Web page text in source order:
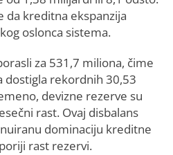
da kreditna ekspanzija
oslonca sistema.
za 531,7 miliona, čime
dostigla rekordnih 30,53
devizne rezerve su
rast. Ovaj disbalans
dominaciju kreditne
rast rezervi.